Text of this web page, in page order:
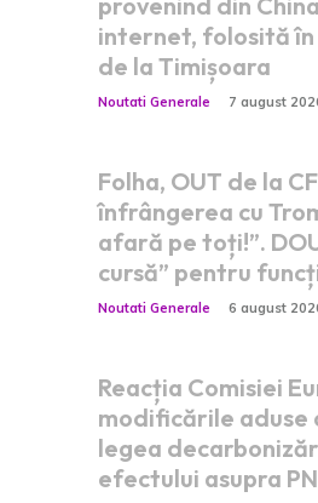
internet, folosită în
de la Timișoara
Noutati Generale 7 august
Folha, OUT de la
înfrângerea cu
afară pe toți!”.
cursă” pentru
Noutati Generale 6 august
Reacția Comisiei
modificările aduse
legea
efectului asupra